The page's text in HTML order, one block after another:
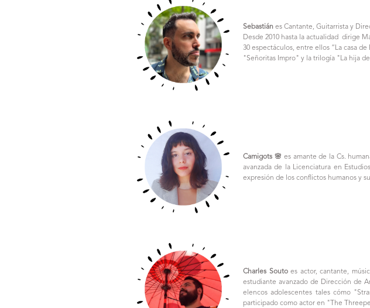
Sebastián es Cantante, Guitarrista y
Desde 2010 hasta la actualidad dirige
30 espectáculos, entre ellos “La casa
"Señoritas Impro" y la trilogía "La hija
Camigots 🌸 es amante de la Cs.
avanzada de la Licenciatura en
expresión de los conflictos humanos y
Charles Soutoes actor, cantante,
estudiante avanzado de Dirección de
elencos adolescentes tales cómo
participado como actor en "The